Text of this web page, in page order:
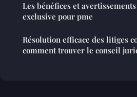
Les bénéfices et
exclusive pour pme
Résolution efficace des litiges
comment trouver le conseil